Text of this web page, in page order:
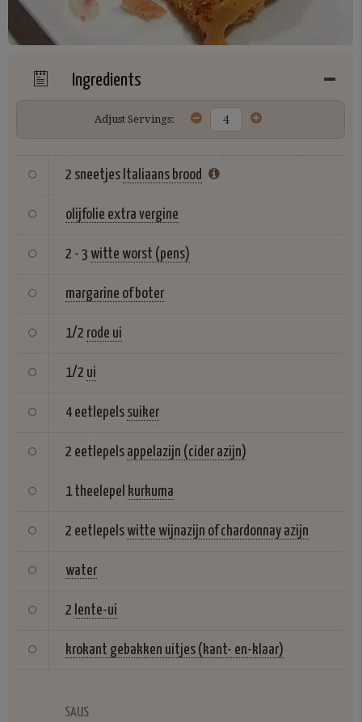
Ingredients
Adjust Servings:
2 sneetjes Italiaans brood
olijfolie extra vergine
2 - 3 witte worst (pens)
margarine of boter
1/2 rode ui
1/2 ui
4 eetlepels suiker
2 eetlepels appelazijn (cider azijn)
1 theelepel kurkuma
2 eetlepels witte wijnazijn of chardonnay azijn
water
2 lente-ui
krokant gebakken uitjes (kant- en-klaar)
SAUS